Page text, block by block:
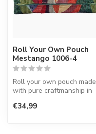
Roll Your Own Pouch
Mestango 1006-4
Roll your own pouch made
with pure craftmanship in
€34,99